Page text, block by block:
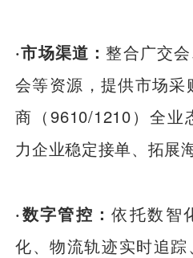
·市场渠道：整合广交
会等资源，提供市场
商（9610/1210）全业
力企业稳定接单、拓展
·数字管控：依托数智
化、物流轨迹实时追